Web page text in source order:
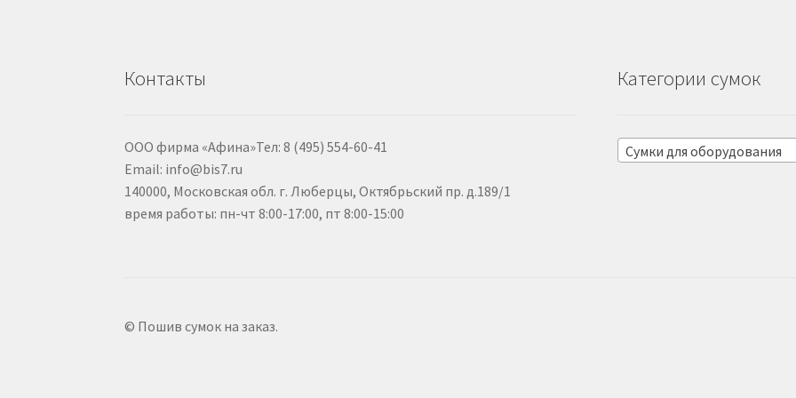
Контакты
ООО фирма «Афина»Тел: 8 (495) 554-60-41
Email: info@bis7.ru
140000, Московская обл. г. Люберцы, Октябрьский пр. д.189/1
время работы: пн-чт 8:00-17:00, пт 8:00-15:00
Категории сумок
Сумки для оборудования
© Пошив сумок на заказ.